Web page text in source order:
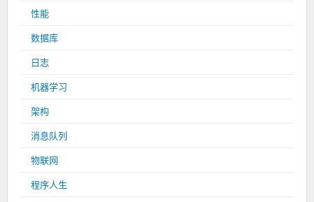
性能
数据库
日志
机器学习
架构
消息队列
物联网
程序人生